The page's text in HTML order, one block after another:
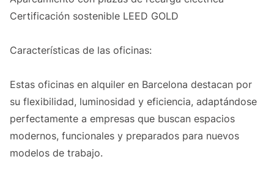
Certificación sostenible LEED GOLD
Características de las oficinas:
Estas oficinas en alquiler en Barcelona destacan por
su flexibilidad, luminosidad y eficiencia, adaptándose
perfectamente a empresas que buscan espacios
modernos, funcionales y preparados para nuevos
modelos de trabajo.